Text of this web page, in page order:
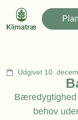
Udgivet 10.
Bæredygtighed
behov